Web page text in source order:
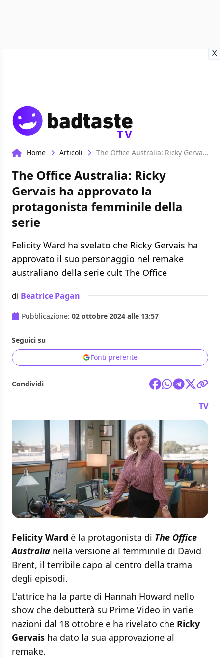
X
TV
Home Articoli The Office Australia: Ricky Gervais ha approvato la protagonista femminile della serie
The Office Australia: Ricky
Gervais ha approvato la
protagonista femminile della
serie
Felicity Ward ha svelato che Ricky Gervais ha
approvato il suo personaggio nel remake
australiano della serie cult The Office
di Beatrice Pagan
Pubblicazione: 02 ottobre 2024 alle 13:57
Seguici su
Fonti preferite
Condividi
TV
Felicity Ward è la protagonista di The Office
Australia nella versione al femminile di David
Brent, il terribile capo al centro della trama
degli episodi.
L'attrice ha la parte di Hannah Howard nello
show che debutterà su Prime Video in varie
nazioni dal 18 ottobre e ha rivelato che Ricky
Gervais ha dato la sua approvazione al
remake.